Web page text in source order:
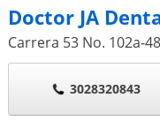
Doctor JA
Carrera 53 No. 102a-
3028320843